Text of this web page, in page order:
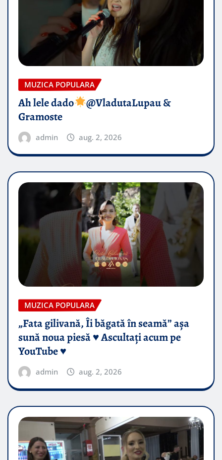
MUZICA POPULARA
Ah lele dado​
@VladutaLupau &
Gramoste
admin aug. 2, 2026
MUZICA POPULARA
„Fata gilivană, Îi băgată în seamă” așa
sună noua piesă ♥️ Ascultați acum pe
YouTube ♥️
admin aug. 2, 2026